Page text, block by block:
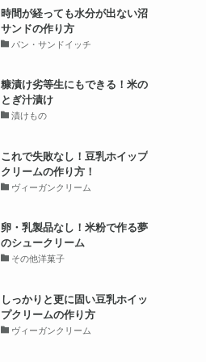
時間が経っても水分が出ない沼
サンドの作り方
パン・サンドイッチ
糠漬け劣等生にもできる！米の
とぎ汁漬け
漬けもの
これで失敗なし！豆乳ホイップ
クリームの作り方！
ヴィーガンクリーム
卵・乳製品なし！米粉で作る夢
のシュークリーム
その他洋菓子
しっかりと更に固い豆乳ホイッ
プクリームの作り方
ヴィーガンクリーム